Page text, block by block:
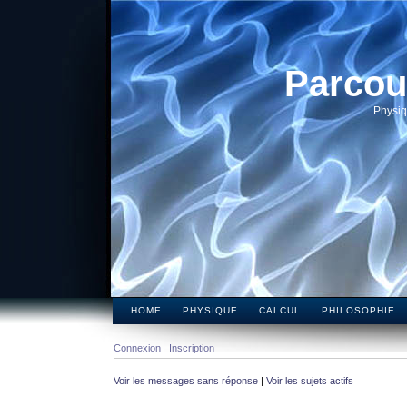
HOME PHYSIQUE CALCUL PHILOSOPHIE
Connexion Inscription
Voir les messages sans réponse | Voir les sujets actifs